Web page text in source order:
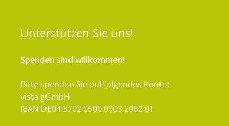
Unterstützen Sie uns!
Spenden sind willkommen!
Bitte spenden Sie auf folgendes Konto:
vista gGmbH
IBAN DE04 3702 0500 0003 2062 01